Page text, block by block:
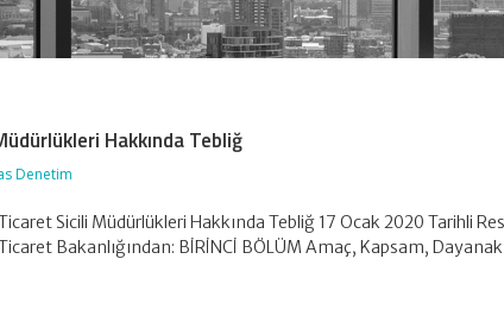
Hakkında Tebliğ
Denetim
Sicili Müdürlükleri Hakkında Tebliğ 17 Ocak 2020 Tarihli
Bakanlığından: BİRİNCİ BÖLÜM Amaç, Kapsam,